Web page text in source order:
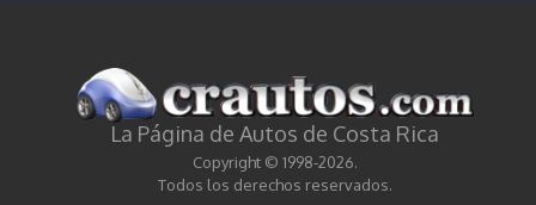
La Página de Autos de Costa Rica
Copyright © 1998-2026.
Todos los derechos reservados.